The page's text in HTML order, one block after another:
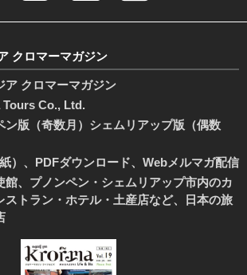
クロマーマガジン
ア クロマーマガジン
Co., Ltd.
ン版（奇数月）シェムリアップ版（偶数
）、PDFダウンロード、Webメルマガ配信
館、プノンペン・シェムリアップ市内のカ
ストラン・ホテル・土産店など、日本の旅